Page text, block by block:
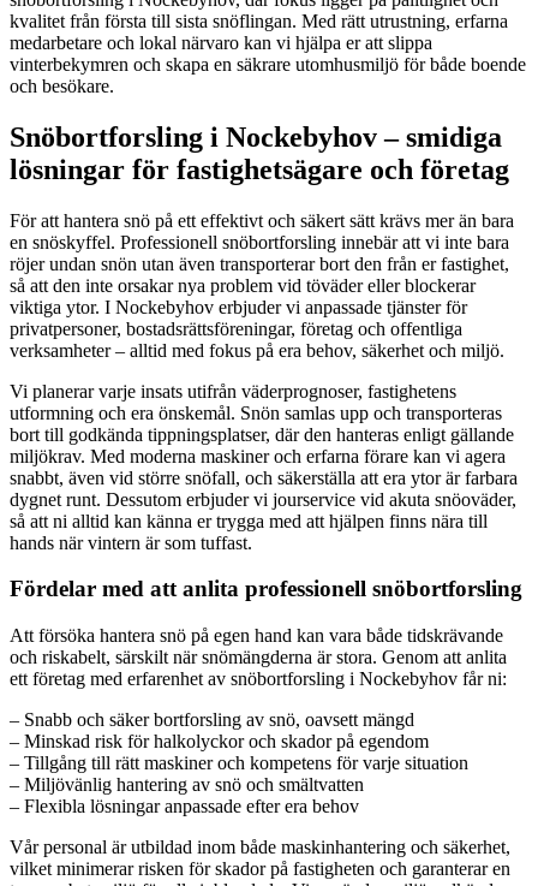
kvalitet från första till sista snöflingan. Med rätt utrustning, erfarna
medarbetare och lokal närvaro kan vi hjälpa er att slippa
vinterbekymren och skapa en säkrare utomhusmiljö för både boende
och besökare.
Snöbortforsling i Nockebyhov – smidiga
lösningar för fastighetsägare och företag
För att hantera snö på ett effektivt och säkert sätt krävs mer än bara
en snöskyffel. Professionell snöbortforsling innebär att vi inte bara
röjer undan snön utan även transporterar bort den från er fastighet,
så att den inte orsakar nya problem vid töväder eller blockerar
viktiga ytor. I Nockebyhov erbjuder vi anpassade tjänster för
privatpersoner, bostadsrättsföreningar, företag och offentliga
verksamheter – alltid med fokus på era behov, säkerhet och miljö.
Vi planerar varje insats utifrån väderprognoser, fastighetens
utformning och era önskemål. Snön samlas upp och transporteras
bort till godkända tippningsplatser, där den hanteras enligt gällande
miljökrav. Med moderna maskiner och erfarna förare kan vi agera
snabbt, även vid större snöfall, och säkerställa att era ytor är farbara
dygnet runt. Dessutom erbjuder vi jourservice vid akuta snöoväder,
så att ni alltid kan känna er trygga med att hjälpen finns nära till
hands när vintern är som tuffast.
Fördelar med att anlita professionell snöbortforsling
Att försöka hantera snö på egen hand kan vara både tidskrävande
och riskabelt, särskilt när snömängderna är stora. Genom att anlita
ett företag med erfarenhet av snöbortforsling i Nockebyhov får ni:
– Snabb och säker bortforsling av snö, oavsett mängd
– Minskad risk för halkolyckor och skador på egendom
– Tillgång till rätt maskiner och kompetens för varje situation
– Miljövänlig hantering av snö och smältvatten
– Flexibla lösningar anpassade efter era behov
Vår personal är utbildad inom både maskinhantering och säkerhet,
vilket minimerar risken för skador på fastigheten och garanterar en